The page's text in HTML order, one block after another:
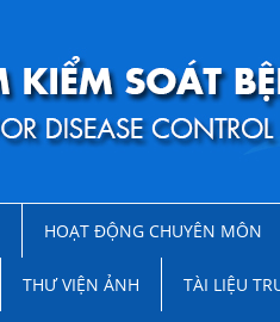
HOẠT ĐỘNG CHUYÊN MÔN
THƯ VIỆN ẢNH TÀI LIỆU